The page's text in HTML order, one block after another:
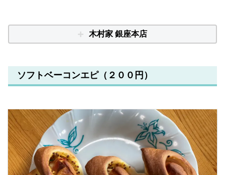
木村家 銀座本店
ソフトベーコンエピ（２００円）